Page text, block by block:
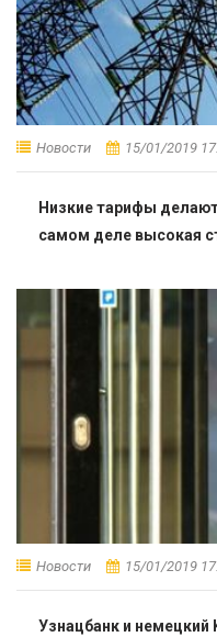
Новости 15/01/2019
Низкие тарифы
самом деле высокая
Новости 15/01/2019
Узнацбанк и немецкий